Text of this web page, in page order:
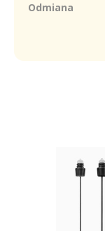
Odmiana